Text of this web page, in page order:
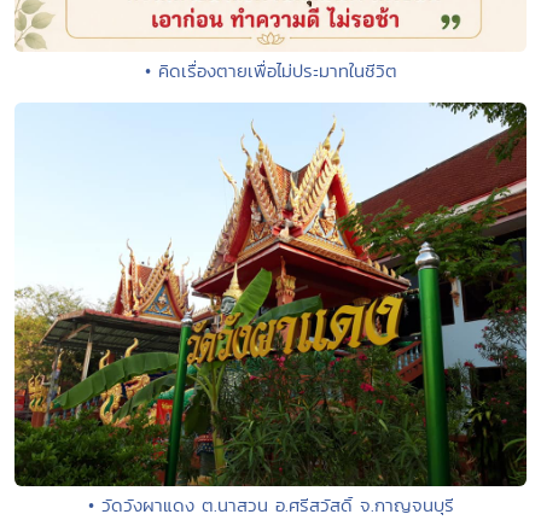
• คิดเรื่องตายเพื่อไม่ประมาทในชีวิต
• วัดวังผาแดง ต.นาสวน อ.ศรีสวัสดิ์ จ.กาญจนบุรี